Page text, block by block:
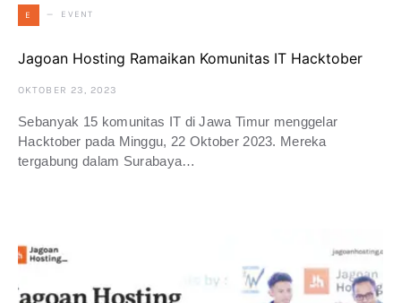
E EVENT
Jagoan Hosting Ramaikan Komunitas IT Hacktober
OKTOBER 23, 2023
Sebanyak 15 komunitas IT di Jawa Timur menggelar
Hacktober pada Minggu, 22 Oktober 2023. Mereka
tergabung dalam Surabaya…